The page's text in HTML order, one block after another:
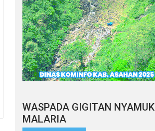
WASPADA GIGITAN NYAMUK
MALARIA